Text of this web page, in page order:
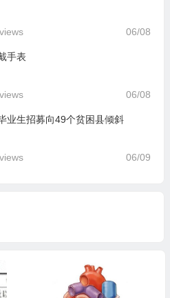
06/08
手表
06/08
业生招募向49个贫困县倾斜
06/09